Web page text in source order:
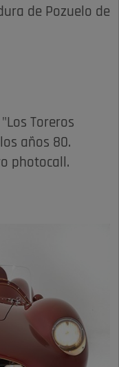
de Pozuelo de
Toreros
años 80.
photocall.